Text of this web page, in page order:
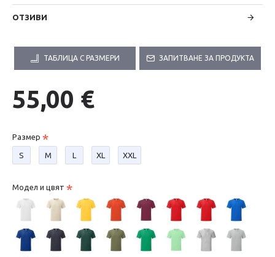
ОТЗИВИ
ТАБЛИЦА С РАЗМЕРИ ЗАПИТВАНЕ ЗА ПРОДУКТА
55,00 €
Размер
S М L XL XXL
Модел и цвят